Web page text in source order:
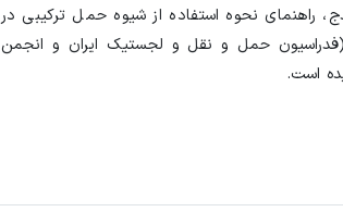
راهنمای نحوه استفاده از شیوه حمل ترکیبی در
(فدراسیون حمل و نقل و لجستیک ایران و انجمن
است.